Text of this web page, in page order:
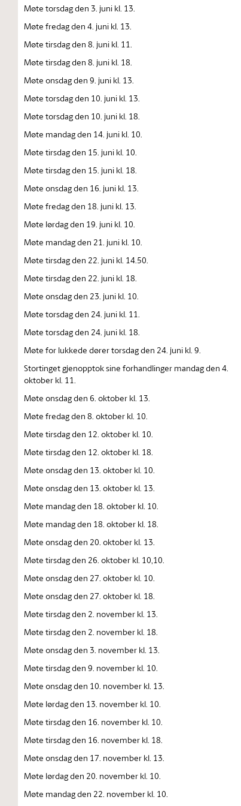
Møte torsdag den 3. juni kl. 13.
Møte fredag den 4. juni kl. 13.
Møte tirsdag den 8. juni kl. 11.
Møte tirsdag den 8. juni kl. 18.
Møte onsdag den 9. juni kl. 13.
Møte torsdag den 10. juni kl. 13.
Møte torsdag den 10. juni kl. 18.
Møte mandag den 14. juni kl. 10.
Møte tirsdag den 15. juni kl. 10.
Møte tirsdag den 15. juni kl. 18.
Møte onsdag den 16. juni kl. 13.
Møte fredag den 18. juni kl. 13.
Møte lørdag den 19. juni kl. 10.
Møte mandag den 21. juni kl. 10.
Møte tirsdag den 22. juni kl. 14.50.
Møte tirsdag den 22. juni kl. 18.
Møte onsdag den 23. juni kl. 10.
Møte torsdag den 24. juni kl. 11.
Møte torsdag den 24. juni kl. 18.
Møte for lukkede dører torsdag den 24. juni kl. 9.
Stortinget gjenopptok sine forhandlinger mandag den 4.
oktober kl. 11.
Møte onsdag den 6. oktober kl. 13.
Møte fredag den 8. oktober kl. 10.
Møte tirsdag den 12. oktober kl. 10.
Møte tirsdag den 12. oktober kl. 18.
Møte onsdag den 13. oktober kl. 10.
Møte onsdag den 13. oktober kl. 13.
Møte mandag den 18. oktober kl. 10.
Møte mandag den 18. oktober kl. 18.
Møte onsdag den 20. oktober kl. 13.
Møte tirsdag den 26. oktober kl. 10,10.
Møte onsdag den 27. oktober kl. 10.
Møte onsdag den 27. oktober kl. 18.
Møte tirsdag den 2. november kl. 13.
Møte tirsdag den 2. november kl. 18.
Møte onsdag den 3. november kl. 13.
Møte tirsdag den 9. november kl. 10.
Møte onsdag den 10. november kl. 13.
Møte lørdag den 13. november kl. 10.
Møte tirsdag den 16. november kl. 10.
Møte tirsdag den 16. november kl. 18.
Møte onsdag den 17. november kl. 13.
Møte lørdag den 20. november kl. 10.
Møte mandag den 22. november kl. 10.